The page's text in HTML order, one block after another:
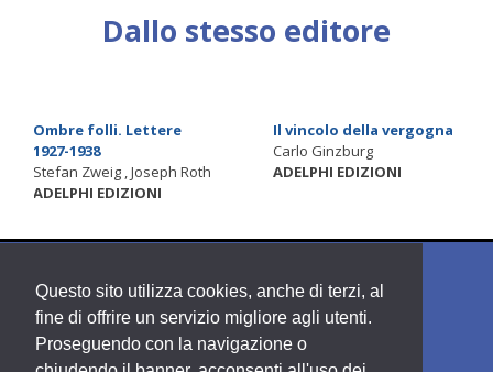
Questo sito utilizza cookies, anche di terzi, al
fine di offrire un servizio migliore agli utenti.
Proseguendo con la navigazione o
Dallo stesso editore
Ombre folli. Lettere
1927-1938
Stefan Zweig , Joseph Roth
ADELPHI EDIZIONI
Il vincolo della vergogna
Carlo Ginzburg
ADELPHI EDIZIONI